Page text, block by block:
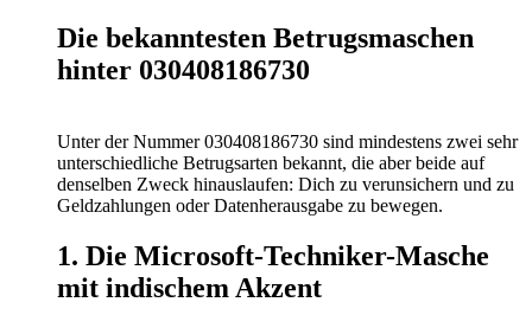
Die bekanntesten Betrugsmaschen
hinter 030408186730
Unter der Nummer 030408186730 sind mindestens zwei sehr
unterschiedliche Betrugsarten bekannt, die aber beide auf
denselben Zweck hinauslaufen: Dich zu verunsichern und zu
Geldzahlungen oder Datenherausgabe zu bewegen.
1. Die Microsoft-Techniker-Masche
mit indischem Akzent